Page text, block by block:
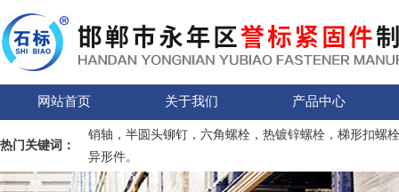
网站首页 关于我们 产品中心
热门关键词：
销轴，半圆头铆钉，六角螺栓，热镀锌螺栓，梯形扣螺
异形件。